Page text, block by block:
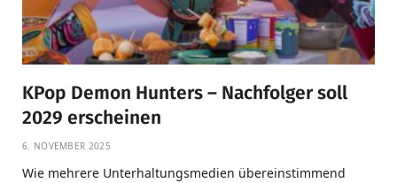
KPop Demon Hunters – Nachfolger soll
2029 erscheinen
6. NOVEMBER 2025
Wie mehrere Unterhaltungsmedien übereinstimmend